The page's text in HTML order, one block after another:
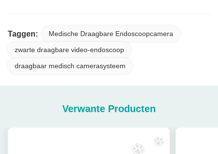
Taggen: Medische Draagbare Endoscoopcamera
zwarte draagbare video-endoscoop
draagbaar medisch camerasysteem
Verwante Producten